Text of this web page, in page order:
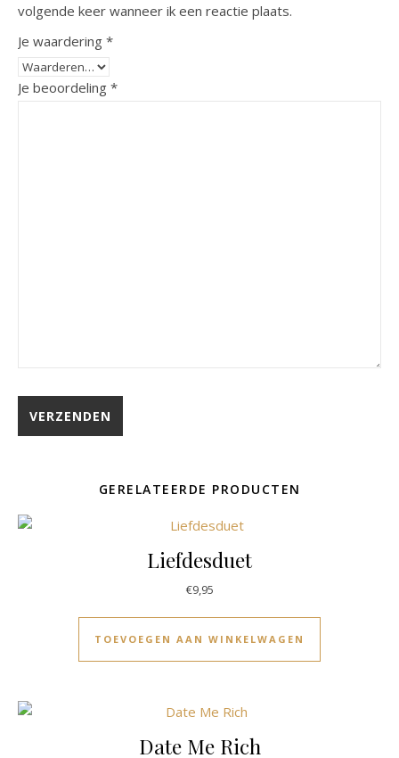
volgende keer wanneer ik een reactie plaats.
Je waardering *
Je beoordeling *
GERELATEERDE PRODUCTEN
Liefdesduet
€9,95
TOEVOEGEN AAN WINKELWAGEN
Date Me Rich